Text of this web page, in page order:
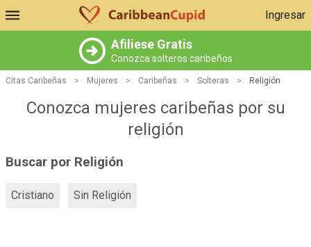
Ingresar
Afiliese Gratis
Conozca solteros caribeños
Citas Caribeñas > Mujeres > Caribeñas > Solteras > Religión
Conozca mujeres caribeñas por su
religión
Buscar por Religión
Cristiano Sin Religión